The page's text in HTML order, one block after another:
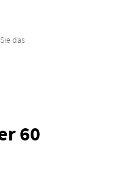
das
60